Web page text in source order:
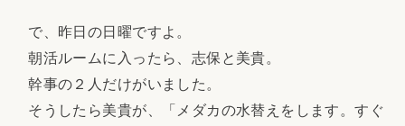
で、昨日の日曜ですよ。
朝活ルームに入ったら、志保と美貴。
幹事の２人だけがいました。
そうしたら美貴が、「メダカの水替えをします。すぐ